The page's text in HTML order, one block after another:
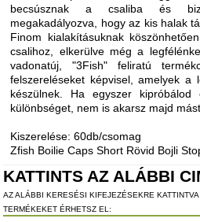
becsúsznak a csaliba és
megakadályozva, hogy az kis halak
Finom kialakításuknak
csalihoz, elkerülve még a
vadonatúj, "3Fish" feliratú
felszereléseket képvisel, amelyek a
készülnek. Ha egyszer
különbséget, nem is akarsz majd mást.
Kiszerelése: 60db/csomag
Zfish Boilie Caps Short Rövid Bojli
KATTINTS AZ ALÁBBI
AZ ALÁBBI KERESÉSI KIFEJEZÉSEKRE
TERMÉKEKET ÉRHETSZ EL: